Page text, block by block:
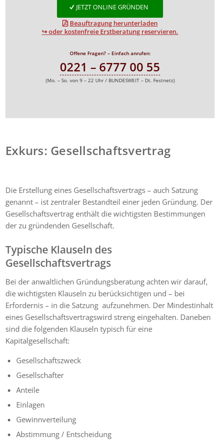
JETZT ONLINE GRÜNDEN
Beauftragung herunterladen
↪ oder kostenfreie Erstberatung reservieren.
Offene Fragen? – Einfach anrufen:
0221 – 6777 00 55
(Mo. – So. von 9 – 22 Uhr / BUNDESWEIT – Dt. Festnetz)
Exkurs: Gesellschaftsvertrag
Die Erstellung eines Gesellschaftsvertrags – auch Satzung
genannt – ist zentraler Bestandteil einer jeden Gründung. Der
Gesellschaftsvertrag enthält die wichtigsten Bestimmungen
der zu gründenden Gesellschaft.
Typische Klauseln des
Gesellschaftsvertrags
Bei der anwaltlichen Gründungsberatung achten wir darauf,
die wichtigsten Klauseln zu berücksichtigen und – bei
Erfordernis – in die Satzung aufzunehmen. Der Mindestinhalt
eines Gesellschaftsvertragswird streng eingehalten. Daneben
sind die folgenden Klauseln typisch für eine
Kapitalgesellschaft:
Gesellschaftszweck
Gesellschafter
Anteile
Einlagen
Gewinnverteilung
Abstimmung / Entscheidung